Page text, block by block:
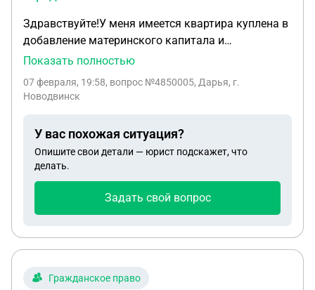
Здравствуйте!У меня имеется квартира куплена в
добавление материнского капитала и
соответственно выделены доли детям,а я хочу
возможностью прописаться всем и в дальнейшем
стояла не хочу и сдавать тоже.Хочется ее
продать.Квартира 30 метров
Показать полностью
07 февраля, 19:58, вопрос №4850005, Дарья, г.
Новодвинск
У вас похожая ситуация?
Опишите свои детали — юрист подскажет, что
делать.
Задать свой вопрос
Гражданское право